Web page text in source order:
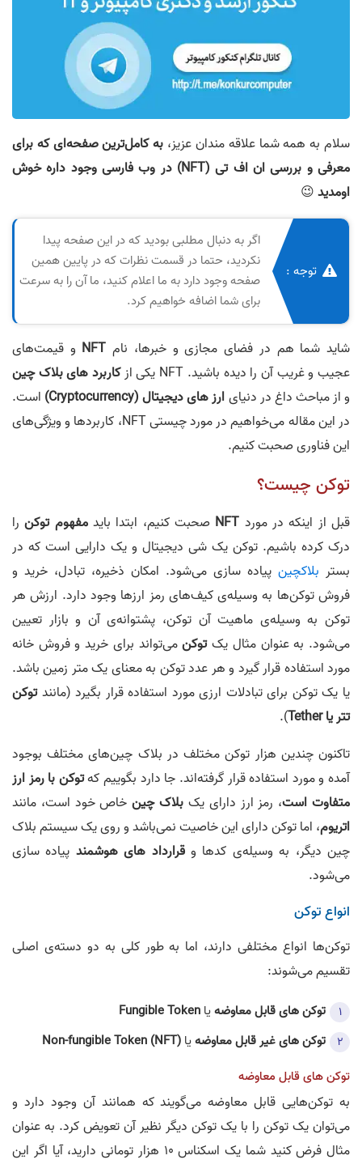
سلام به همه شما علاقه مندان عزیز، به کامل‌ترین صفحه‌ای که برای
معرفی و بررسی ان اف تی (NFT) در وب فارسی وجود داره خوش
اومدید😉
توجه :
اگر به دنبال مطلبی بودید که در این صفحه پیدا
نکردید، حتما در قسمت نظرات که در پایین همین
صفحه وجود دارد به ما اعلام کنید، ما آن را به سرعت
برای شما اضافه خواهیم کرد.
شاید شما هم در فضای مجازی و خبرها، نام NFT و قیمت‌های
عجیب و غریب آن را دیده باشید. NFT یکی از
کاربرد های بلاک چین
و از مباحث داغ در دنیایارز های دیجیتال (Cryptocurrency)
است.
در این مقاله می‌خواهیم در مورد چیستی NFT، کاربرد‌ها و ویژگی‌های
این فناوری صحبت کنیم.
توکن چیست؟
قبل از اینکه در مورد NFT صحبت کنیم، ابتدا بایدمفهوم توکنرا
درک کرده باشیم. توکن یک شی دیجیتال و یک دارایی است که در
بستر بلاکچین پیاده سازی می‌شود. امکان ذخیره، تبادل، خرید و
فروش توکن‌ها به وسیله‌ی کیف‌های رمز ارزها وجود دارد. ارزش هر
توکن به وسیله‌ی ماهیت آن توکن، پشتوانه‌ی آن و بازار تعیین
می‌شود. به عنوان مثال یکتوکنمی‌تواند برای خرید و فروش خانه
مورد استفاده قرار گیرد و هر عدد توکن به معنای یک متر زمین باشد.
یا یک توکن برای تبادلات ارزی مورد استفاده قرار بگیرد (مانندتوکن
تتر یا Tether
).
تاکنون چندین هزار توکن مختلف در بلاک چین‌های مختلف بوجود
آمده و مورد استفاده قرار گرفته‌اند. جا دارد بگوییم کهتوکن با رمز ارز
متفاوت است، رمز ارز دارای یک بلاک چینخاص خود است، مانند
اتریوم، اما توکن دارای این خاصیت نمی‌باشد و روی یک سیستم بلاک
چین دیگر، به وسیله‌ی کد‌ها وقرارداد های هوشمند پیاده سازی
می‌شود.
انواع توکن
توکن‌ها انواع مختلفی دارند، اما به طور کلی به دو دسته‌ی اصلی
تقسیم می‌شوند:
توکن های قابل معاوضهیا Fungible Token
توکن های غیر قابل معاوضهیا Non-fungible Token (NFT)
توکن های قابل معاوضه
به توکن‌هایی قابل معاوضه می‌گویند که همانند آن وجود دارد و
می‌توان یک توکن را با یک توکن دیگر نظیر آن تعویض کرد. به عنوان
مثال فرض کنید شما یک اسکناس 10 هزار تومانی دارید، آیا اگر این